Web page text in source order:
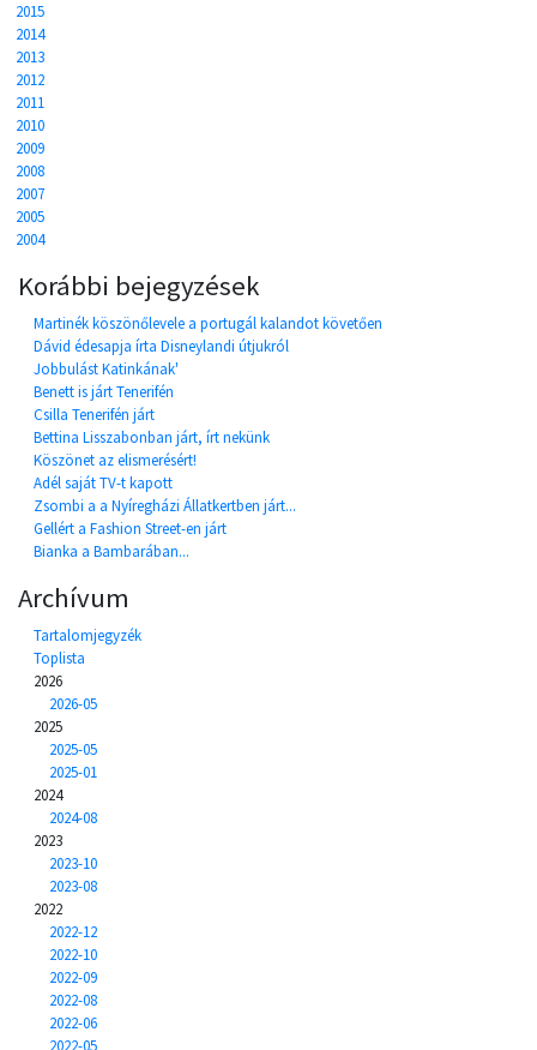
2015
2014
2013
2012
2011
2010
2009
2008
2007
2005
2004
Korábbi bejegyzések
Martinék köszönőlevele a portugál kalandot követően
Dávid édesapja írta Disneylandi útjukról
Jobbulást Katinkának'
Benett is járt Tenerifén
Csilla Tenerifén járt
Bettina Lisszabonban járt, írt nekünk
Köszönet az elismerésért!
Adél saját TV-t kapott
Zsombi a a Nyíregházi Állatkertben járt...
Gellért a Fashion Street-en járt
Bianka a Bambarában...
Archívum
Tartalomjegyzék
Toplista
2026
2026-05
2025
2025-05
2025-01
2024
2024-08
2023
2023-10
2023-08
2022
2022-12
2022-10
2022-09
2022-08
2022-06
2022-05